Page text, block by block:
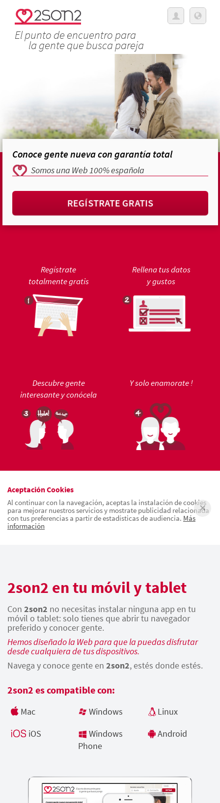
El punto de encuentro para
la gente que busca pareja
Conoce gente nueva con garantía total
Somos una Web 100% española
REGÍSTRATE GRATIS
Regístrate
totalmente gratis
Rellena tus datos
y gustos
Descubre gente
interesante y conócela
Y solo enamorate !
Aceptación Cookies
Al continuar con la navegación, aceptas la instalación de cookies
para mejorar nuestros servicios y mostrate publicidad relacionada
con tus preferencias a partir de estadísticas de audiencia. Más
información
2son2 en tu móvil y tablet
Con 2son2 no necesitas instalar ninguna app en tu
móvil o tablet: solo tienes que abrir tu navegador
preferido y conocer gente.
Hemos diseñado la Web para que la puedas disfrutar
desde cualquiera de tus dispositivos.
Navega y conoce gente en 2son2, estés donde estés.
2son2 es compatible con:
Mac Windows
Linux
iOS
Windows
Phone
Android